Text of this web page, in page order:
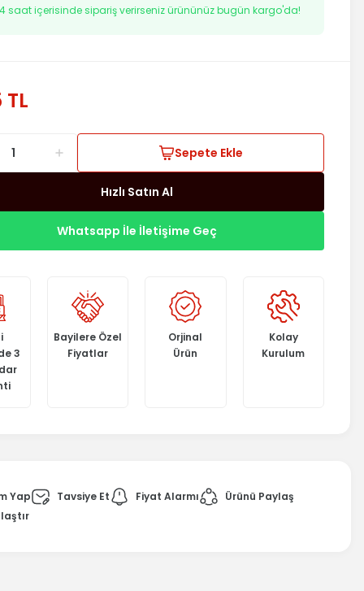
saat içerisinde sipariş verirseniz ürününüz bugün kargo'da!
TL
Sepete Ekle
Hızlı Satın Al
Whatsapp İle İletişime Geç
3
Bayilere Özel
Fiyatlar
Orjinal
Ürün
Kolay
Kurulum
Yap Tavsiye Et Fiyat Alarmı
Ürünü Paylaş